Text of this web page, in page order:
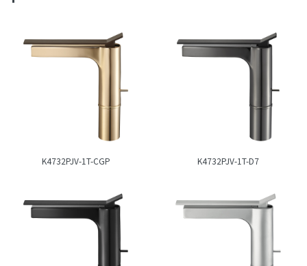
K4732PJV-1T-CGP K4732PJV-1T-D7